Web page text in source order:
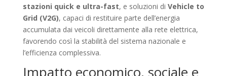
stazioni quick e ultra-fast, e soluzioni di Vehicle to
Grid (V2G), capaci di restituire parte dell’energia
accumulata dai veicoli direttamente alla rete elettrica,
favorendo così la stabilità del sistema nazionale e
l’efficienza complessiva.
Impatto economico, sociale e